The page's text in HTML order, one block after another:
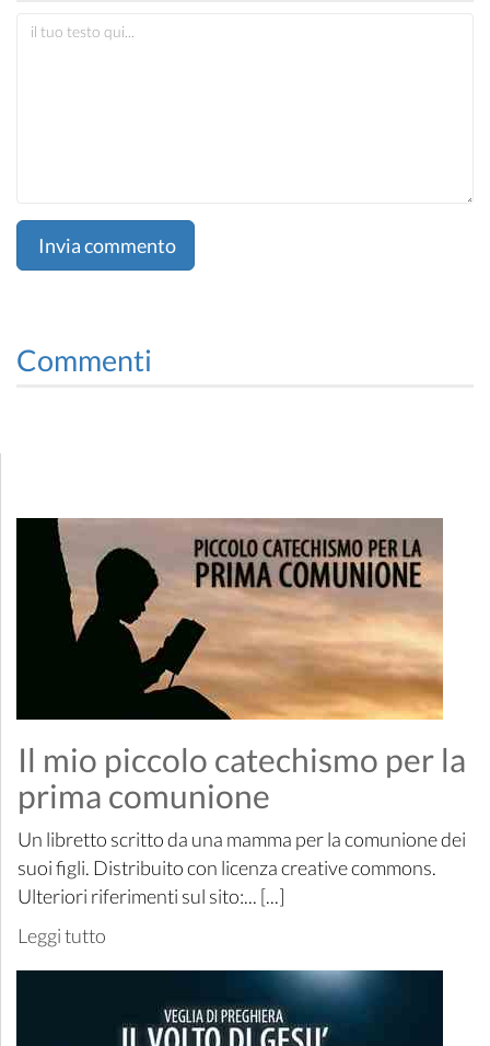
Invia commento
Commenti
Il mio piccolo catechismo per la
prima comunione
Un libretto scritto da una mamma per la comunione dei
suoi figli. Distribuito con licenza creative commons.
Ulteriori riferimenti sul sito:... [...]
Leggi tutto